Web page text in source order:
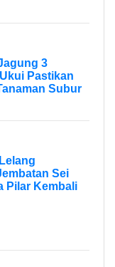
3
Pastikan
Subur
Sei
Pilar Kembali